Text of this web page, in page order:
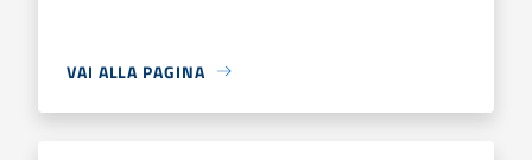
VAI ALLA PAGINA